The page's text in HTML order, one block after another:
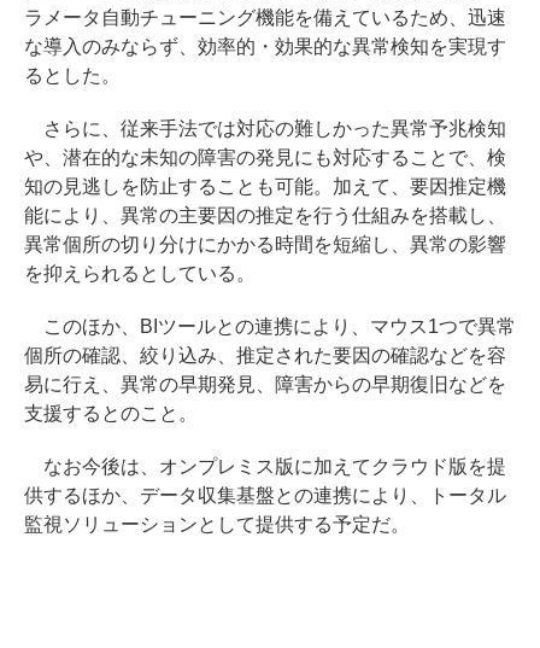
ラメータ自動チューニング機能を備えているため、迅速
な導入のみならず、効率的・効果的な異常検知を実現す
るとした。
さらに、従来手法では対応の難しかった異常予兆検知
や、潜在的な未知の障害の発見にも対応することで、検
知の見逃しを防止することも可能。加えて、要因推定機
能により、異常の主要因の推定を行う仕組みを搭載し、
異常個所の切り分けにかかる時間を短縮し、異常の影響
を抑えられるとしている。
このほか、BIツールとの連携により、マウス1つで異常
個所の確認、絞り込み、推定された要因の確認などを容
易に行え、異常の早期発見、障害からの早期復旧などを
支援するとのこと。
なお今後は、オンプレミス版に加えてクラウド版を提
供するほか、データ収集基盤との連携により、トータル
監視ソリューションとして提供する予定だ。